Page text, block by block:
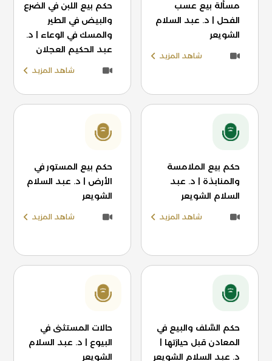
مسألة بيع عسب
الفحل | د. عبد السلام
الشويعر
شاهد المزيد
حكم بيع اللبن في الضرع
والبيض في الطير
والمسك في الوعاء | د.
عبد الحكيم العجلان
شاهد المزيد
حكم بيع الملامسة
والمنابذة | د. عبد
السلام الشويعر
شاهد المزيد
حكم بيع المستور في
الأرض | د. عبد السلام
الشويعر
شاهد المزيد
حكم السَّلف والبيع في
المعادن قبل حيازتها |
د. عبد السلام الشويعر
حالات المستثنى في
البيوع | د. عبد السلام
الشويعر